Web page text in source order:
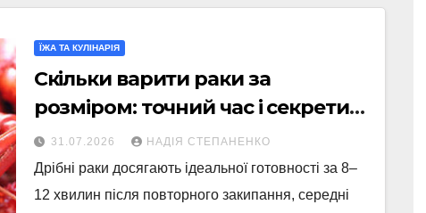
ЇЖА ТА КУЛІНАРІЯ
Скільки варити раки за
розміром: точний час і секрети
соковитого м’яса
31.07.2026 НАДІЯ СТЕПАНЕНКО
Дрібні раки досягають ідеальної готовності за 8–
12 хвилин після повторного закипання, середні